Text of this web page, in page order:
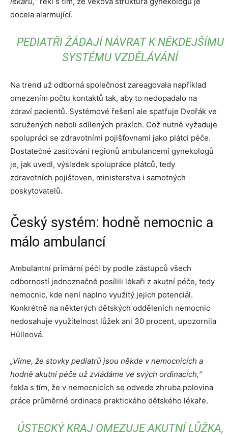
docela alarmující.
PEDIATŘI ŽÁDAJÍ NÁVRAT K NĚKDEJŠÍMU
SYSTÉMU VZDĚLÁVÁNÍ
Na trend už odborná společnost zareagovala například
omezením počtu kontaktů tak, aby to nedopadalo na
zdraví pacientů. Systémové řešení ale spatřuje Dvořák ve
sdružených neboli sdílených praxích. Což nutně vyžaduje
spolupráci se zdravotními pojišťovnami jako plátci péče.
Dostatečné zasíťování regionů ambulancemi gynekologů
je, jak uvedl, výsledek spolupráce plátců, tedy
zdravotních pojišťoven, ministerstva i samotných
poskytovatelů.
Český systém: hodně nemocnic a
málo ambulancí
Ambulantní primární péči by podle zástupců všech
odborností jednoznačně posílili lékaři z akutní péče, tedy
nemocnic, kde není naplno využitý jejich potenciál.
Konkrétně na některých dětských odděleních nemocnic
nedosahuje využitelnost lůžek ani 30 procent, upozornila
Hülleová.
„Víme, že stovky pediatrů jsou někde v nemocnicích a
hodně akutní péče už zvládáme ve svých ordinacích,“
řekla s tím, že v nemocnicích se odvede zhruba polovina
práce průměrné ordinace praktického dětského lékaře.
ÚSTECKÝ KRAJ OMEZUJE AKUTNÍ LŮŽKA,